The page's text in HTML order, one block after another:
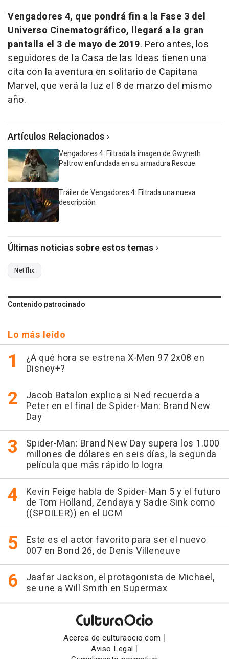
Vengadores 4, que pondrá fin a la Fase 3 del
Universo Cinematográfico, llegará a la gran
pantalla el 3 de mayo de 2019. Pero antes, los
seguidores de la Casa de las Ideas tienen una
cita con la aventura en solitario de Capitana
Marvel, que verá la luz el 8 de marzo del mismo
año.
Artículos Relacionados
Vengadores 4: Filtrada la imagen de Gwyneth
Paltrow enfundada en su armadura Rescue
Tráiler de Vengadores 4: Filtrada una nueva
descripción
Últimas noticias sobre estos temas
Netflix
Contenido patrocinado
Lo más leído
¿A qué hora se estrena X-Men 97 2x08 en
Disney+?
Jacob Batalon explica si Ned recuerda a
Peter en el final de Spider-Man: Brand New
Day
Spider-Man: Brand New Day supera los 1.000
millones de dólares en seis días, la segunda
película que más rápido lo logra
Kevin Feige habla de Spider-Man 5 y el futuro
de Tom Holland, Zendaya y Sadie Sink como
((SPOILER)) en el UCM
Este es el actor favorito para ser el nuevo
007 en Bond 26, de Denis Villeneuve
Jaafar Jackson, el protagonista de Michael,
se une a Will Smith en Supermax
Acerca de culturaocio.com |
Aviso Legal |